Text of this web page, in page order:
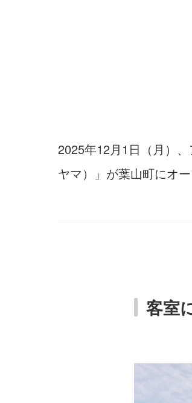
2025年12月1日（月）
ヤマ）」が葉山町にオー
客室